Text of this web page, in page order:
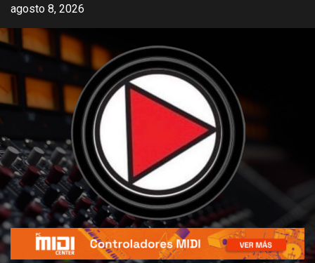
agosto 8, 2026